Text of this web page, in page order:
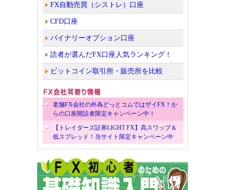
FX自動売買（シストレ）口座
CFD口座
バイナリーオプション口座
読者が選んだFX口座人気ランキング！
ビットコイン取引所・販売所を比較
老舗FX会社の外為どっとコムではザイFX！か
らの口座開設者限定キャンペーン中！
【トレイダーズ証券LIGHT FX】高スワップ＆
低スプレッド！当サイト限定キャンペーン中